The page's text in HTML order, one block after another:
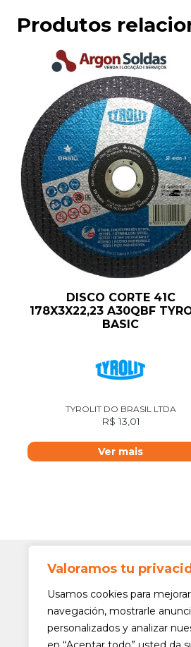
Valoramos tu
Usamos cookies para
navegación, mostrarle
personalizados y analizar
Produtos
DISCO CORTE 41C
178X3X22,23 A30QBF
BASIC
TYROLIT DO BRASIL LTDA
R$ 13,01
Ver mais
Siga-nos!